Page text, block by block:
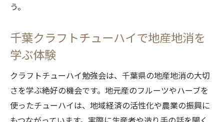
う。
千葉クラフトチューハイで地産地消を
学ぶ体験
クラフトチューハイ勉強会は、千葉県の地産地消の大切
さを学ぶ絶好の機会です。地元産のフルーツやハーブを
使ったチューハイは、地域経済の活性化や農業の振興に